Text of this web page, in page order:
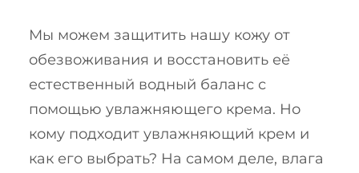
Мы можем защитить нашу кожу от
обезвоживания и восстановить её
естественный водный баланс с
помощью увлажняющего крема. Но
кому подходит увлажняющий крем и
как его выбрать? На самом деле, влага